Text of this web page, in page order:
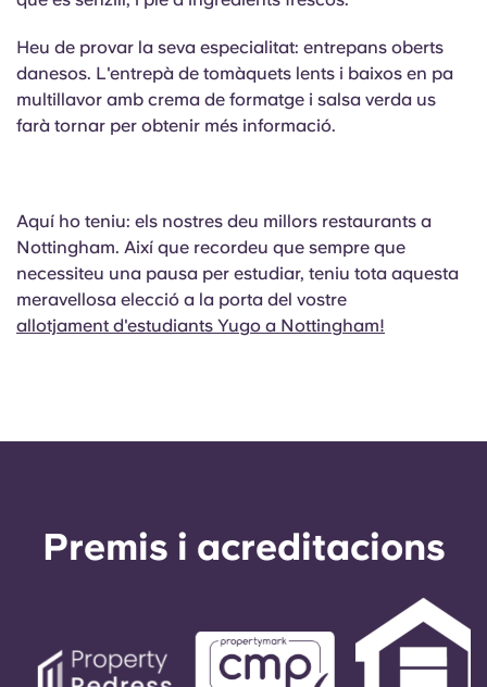
Heu de provar la seva especialitat: entrepans oberts
danesos. L'entrepà de tomàquets lents i baixos en pa
multillavor amb crema de formatge i salsa verda us
farà tornar per obtenir més informació.
Aquí ho teniu: els nostres deu millors restaurants a
Nottingham. Així que recordeu que sempre que
necessiteu una pausa per estudiar, teniu tota aquesta
meravellosa elecció a la porta del vostre
allotjament d'estudiants Yugo a Nottingham!
Premis i acreditacions